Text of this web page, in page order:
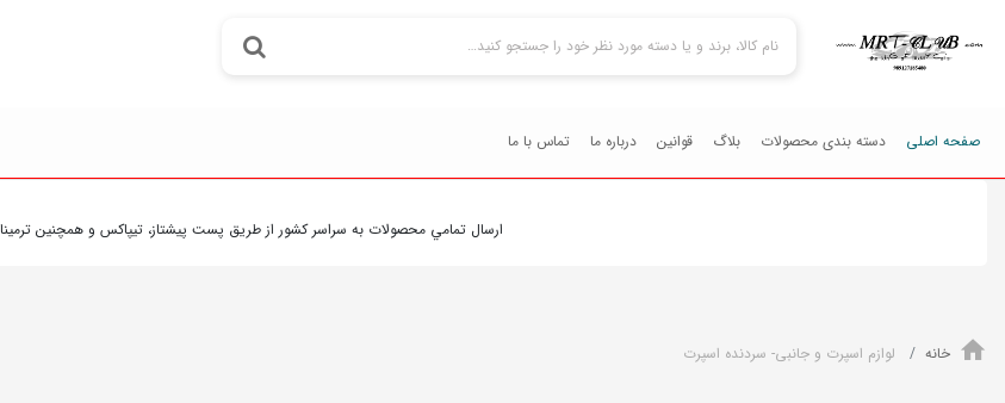
صفحه اصلی دسته بندی محصولات بلاگ قوانین درباره ما تماس با ما
ارسال تمامي محصولات به سراسر کشور از طريق پست پيشتاز، تيپاکس و همچنين ترمينال اتوبوس
خانه لوازم اسپرت و جانبی- سردنده اسپرت